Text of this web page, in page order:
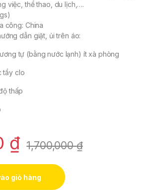
việc, thể thao, du lịch,….
công: China
dẫn giặt, ủi trên áo:
tự (bằng nước lạnh) ít xà phòng
tẩy clo
thấp
₫ 1,700,000₫
giỏ hàng